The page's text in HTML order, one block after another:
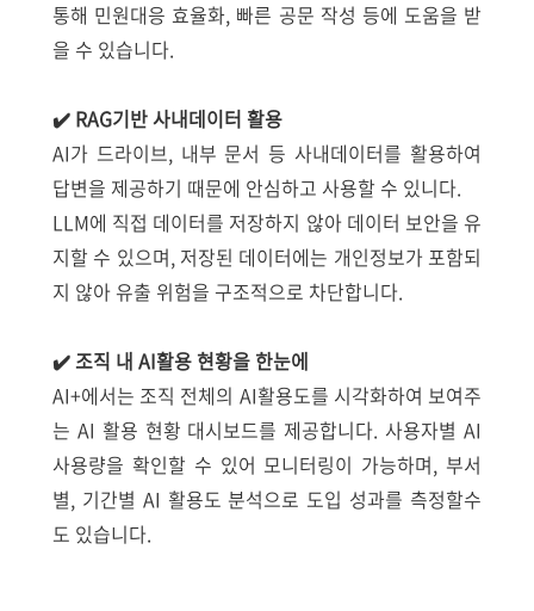
통해 민원대응 효율화, 빠른 공문 작성 등에 도움을 받
을 수 있습니다.
✔️ RAG기반 사내데이터 활용
AI가 드라이브, 내부 문서 등 사내데이터를 활용하여
답변을 제공하기 때문에 안심하고 사용할 수 있니다.
LLM에 직접 데이터를 저장하지 않아 데이터 보안을 유
지할 수 있으며, 저장된 데이터에는 개인정보가 포함되
지 않아 유출 위험을 구조적으로 차단합니다.
✔️ 조직 내 AI활용 현황을 한눈에
AI+에서는 조직 전체의 AI활용도를 시각화하여 보여주
는 AI 활용 현황 대시보드를 제공합니다. 사용자별 AI
사용량을 확인할 수 있어 모니터링이 가능하며, 부서
별, 기간별 AI 활용도 분석으로 도입 성과를 측정할수
도 있습니다.